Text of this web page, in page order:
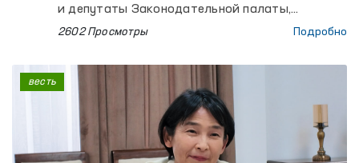
и депутаты Законодательной палаты,
Уполномоченный Олий Мажлиса по правам
Мажлиса по правам ребенка (Детский
омбудсман), судьи Верховного суда и судов
нижестоящих инстанций, Генеральный
прокурор, представители Конституционного
суда, Высшего судейского совета, Комитета по
2602 Просмотры Подробно
весть